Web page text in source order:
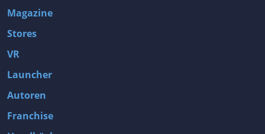
Magazine
Stores
VR
Launcher
Autoren
Franchise